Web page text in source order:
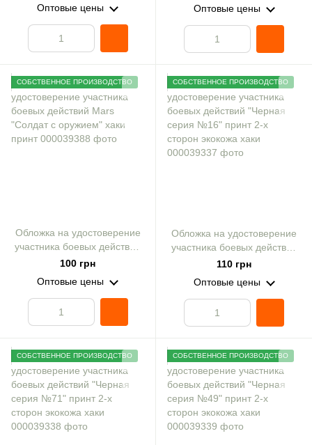
Оптовые цены
Оптовые цены
СОБСТВЕННОЕ ПРОИЗВОДСТВО
Обложка на удостоверение
участника боевых действий
Mars "Солдат с оружием"
100 грн
Оптовые цены
СОБСТВЕННОЕ ПРОИЗВОДСТВО
Обложка на удостоверение
участника боевых действий
"Черная серия №16" принт
110 грн
Оптовые цены
СОБСТВЕННОЕ ПРОИЗВОДСТВО СОБСТВЕННОЕ ПРОИЗВОДСТВО